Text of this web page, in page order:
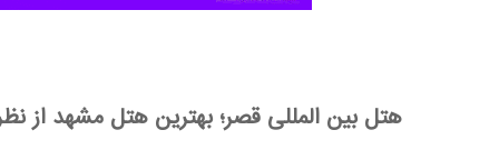
هتل بین المللی قصر؛ بهترین هتل‌ مشهد از